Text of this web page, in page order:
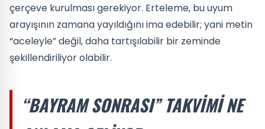
çerçeve kurulması gerekiyor. Erteleme, bu uyum
arayışının zamana yayıldığını ima edebilir; yani metin
“aceleyle” değil, daha tartışılabilir bir zeminde
şekillendiriliyor olabilir.
“BAYRAM SONRASI” TAKVIMI NE